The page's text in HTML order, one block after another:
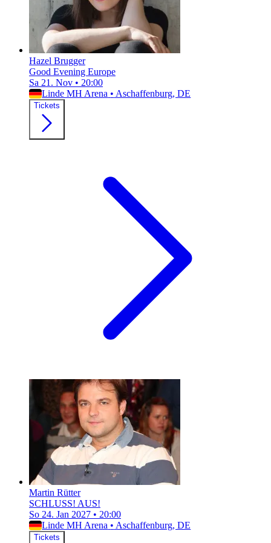
Hazel Brugger
Good Evening Europe
Sa 21. Nov • 20:00
Linde MH Arena • Aschaffenburg, DE
Tickets
Martin Rütter
SCHLUSS! AUS!
So 24. Jan 2027 • 20:00
Linde MH Arena • Aschaffenburg, DE
Tickets